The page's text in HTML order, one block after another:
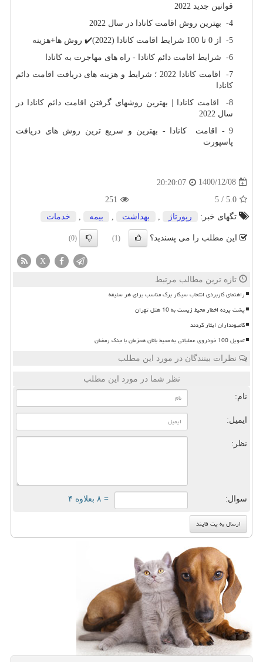
قوانین جدید 2022
4- بهترین روش اقامت کانادا در سال 2022
5- از 0 تا 100 شرایط اقامت کانادا (2022)✔️ روش ها+هزینه
6- شرایط اقامت دائم کانادا - راه های مهاجرت به کانادا
7- اقامت کانادا 2022 ؛ شرایط و هزینه های دریافت اقامت دائم
کانادا
8- اقامت کانادا | بهترین روشهای گرفتن اقامت دائم کانادا در
سال 2022
9 - اقامت کانادا - بهترین و سریع ترین روش های دریافت
پاسپورت
1400/12/08
20:20:07
5.0
/
5
251
تگهای خبر:
رپورتاژ بهداشت بیمه خدمات
این مطلب را می پسندید؟ (1)
(0)
X
تازه ترین مطالب مرتبط
راهنمای کاربردی انتخاب سیگار برگ مناسب برای هر سلیقه
پشت پرده اخطار محیط زیست به 10 هتل تهران
کامیونداران ایثار کردند
تحویل 100 خودروی عملیاتی به محیط بانان همزمان با جنگ رمضان
نظرات بینندگان در مورد این مطلب
نظر شما در مورد این مطلب
نام:
ایمیل:
نظر:
سوال: = ۸ بعلاوه ۴